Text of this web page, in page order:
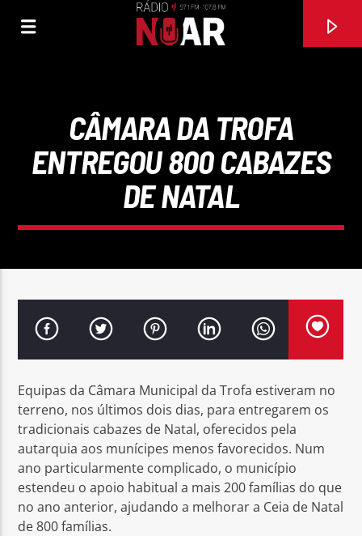
MALHÃO DO BEIJO (2009)
Rádio No ar
CÂMARA DA TROFA
ENTREGOU 800 CABAZES
DE NATAL
Equipas da Câmara Municipal da Trofa estiveram no
terreno, nos últimos dois dias, para entregarem os
tradicionais cabazes de Natal, oferecidos pela
autarquia aos munícipes menos favorecidos. Num
ano particularmente complicado, o município
estendeu o apoio habitual a mais 200 famílias do que
no ano anterior, ajudando a melhorar a Ceia de Natal
de 800 famílias.